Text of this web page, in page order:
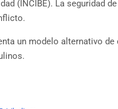
(INCIBE). La seguridad
un modelo alternativo de